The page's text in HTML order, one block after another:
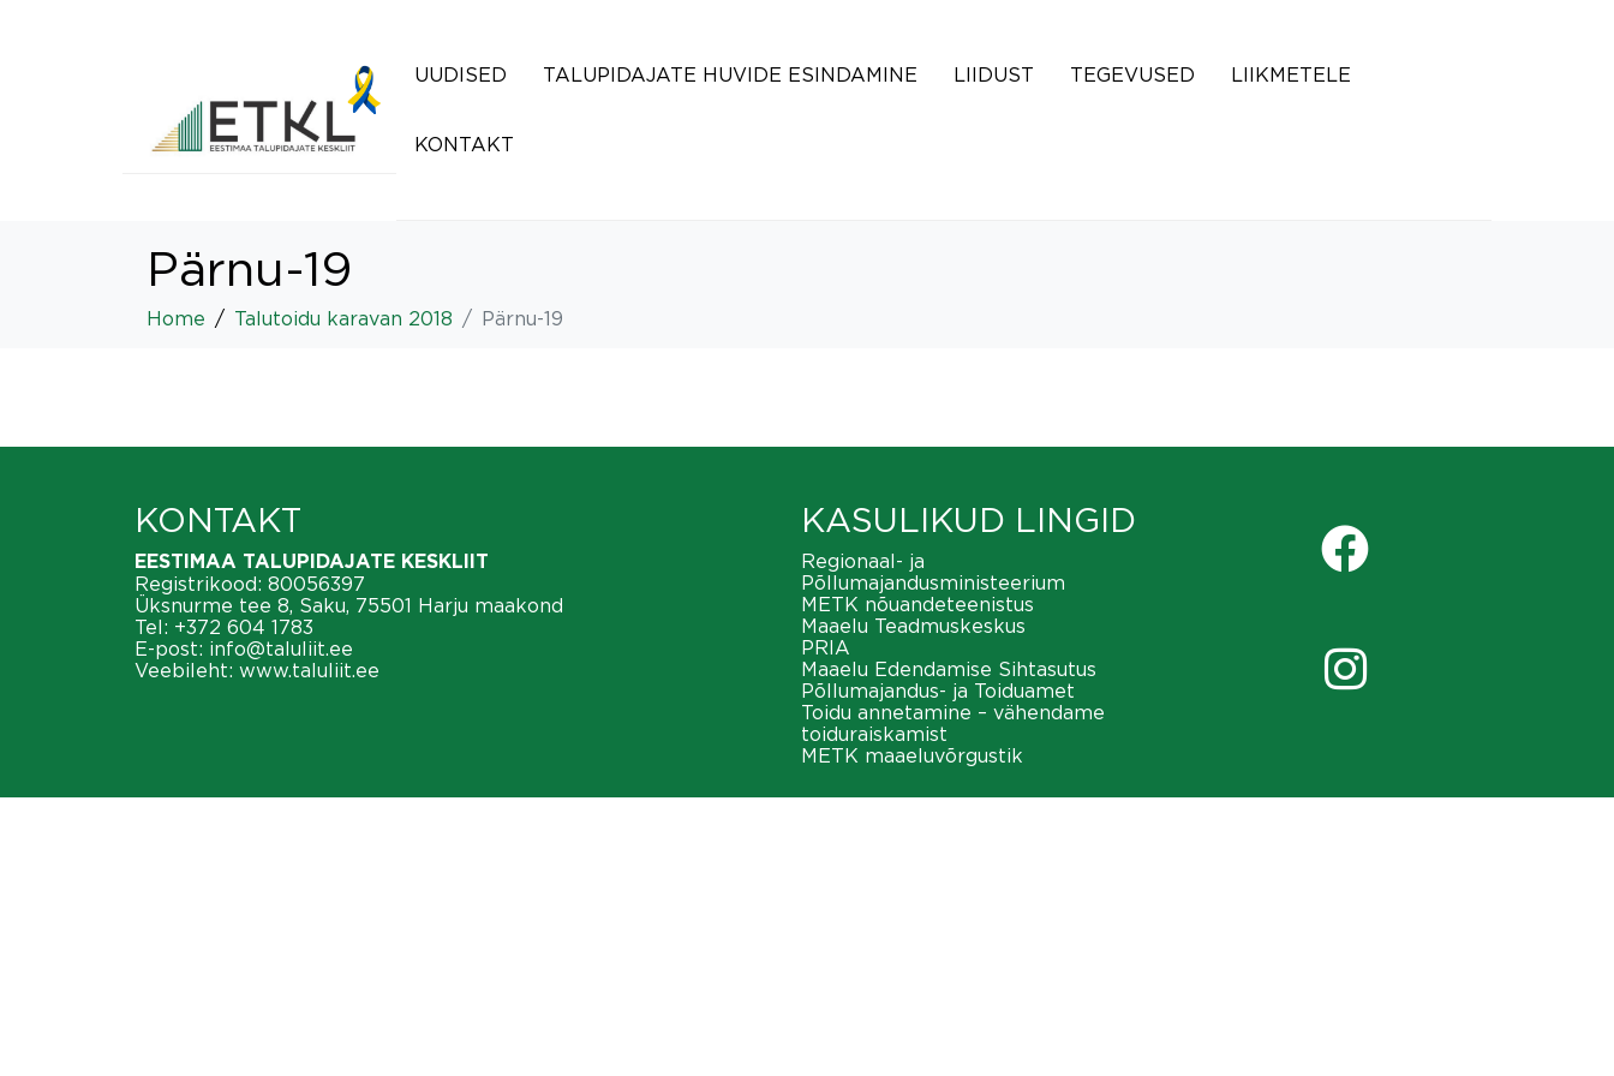
UUDISED TALUPIDAJATE HUVIDE ESINDAMINE LIIDUST TEGEVUSED LIIKMETELE
KONTAKT
Pärnu-19
Home Talutoidu karavan 2018 Pärnu-19
KONTAKT
EESTIMAA TALUPIDAJATE KESKLIIT
Registrikood: 80056397
Üksnurme tee 8, Saku, 75501 Harju maakond
Tel: +372 604 1783
E-post: info@taluliit.ee
Veebileht: www.taluliit.ee
KASULIKUD LINGID
Regionaal- ja
Põllumajandusministeerium
METK nõuandeteenistus
Maaelu Teadmuskeskus
PRIA
Maaelu Edendamise Sihtasutus
Põllumajandus- ja Toiduamet
Toidu annetamine – vähendame
toiduraiskamist
METK maaeluvõrgustik